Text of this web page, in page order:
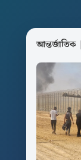
আন্তর্জাতিক